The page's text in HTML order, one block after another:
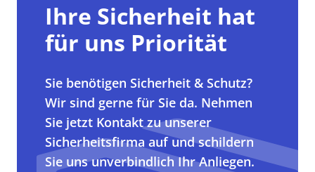
Ihre Sicherheit hat
für uns Priorität
Sie benötigen Sicherheit & Schutz?
Wir sind gerne für Sie da. Nehmen
Sie jetzt Kontakt zu unserer
Sicherheitsfirma auf und schildern
Sie uns unverbindlich Ihr Anliegen.